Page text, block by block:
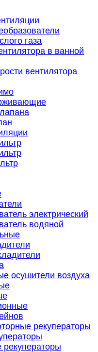
газа
в ванной
вентилятора
электрический
водяной
осушители воздуха
рекуператоры
рекуператоры